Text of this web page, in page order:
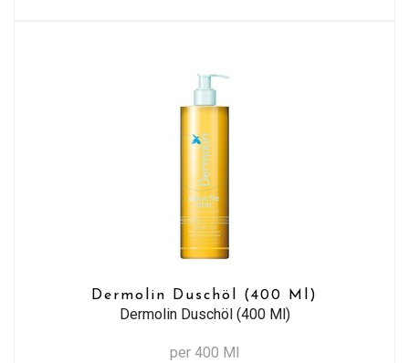
Dermolin Duschöl (400 Ml)
Dermolin Duschöl (400 Ml)
per 400 Ml